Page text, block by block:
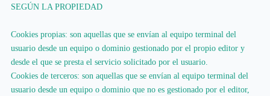
SEGÚN LA PROPIEDAD
Cookies propias: son aquellas que se envían al equipo terminal del
usuario desde un equipo o dominio gestionado por el propio editor y
desde el que se presta el servicio solicitado por el usuario.
Cookies de terceros: son aquellas que se envían al equipo terminal del
usuario desde un equipo o dominio que no es gestionado por el editor,